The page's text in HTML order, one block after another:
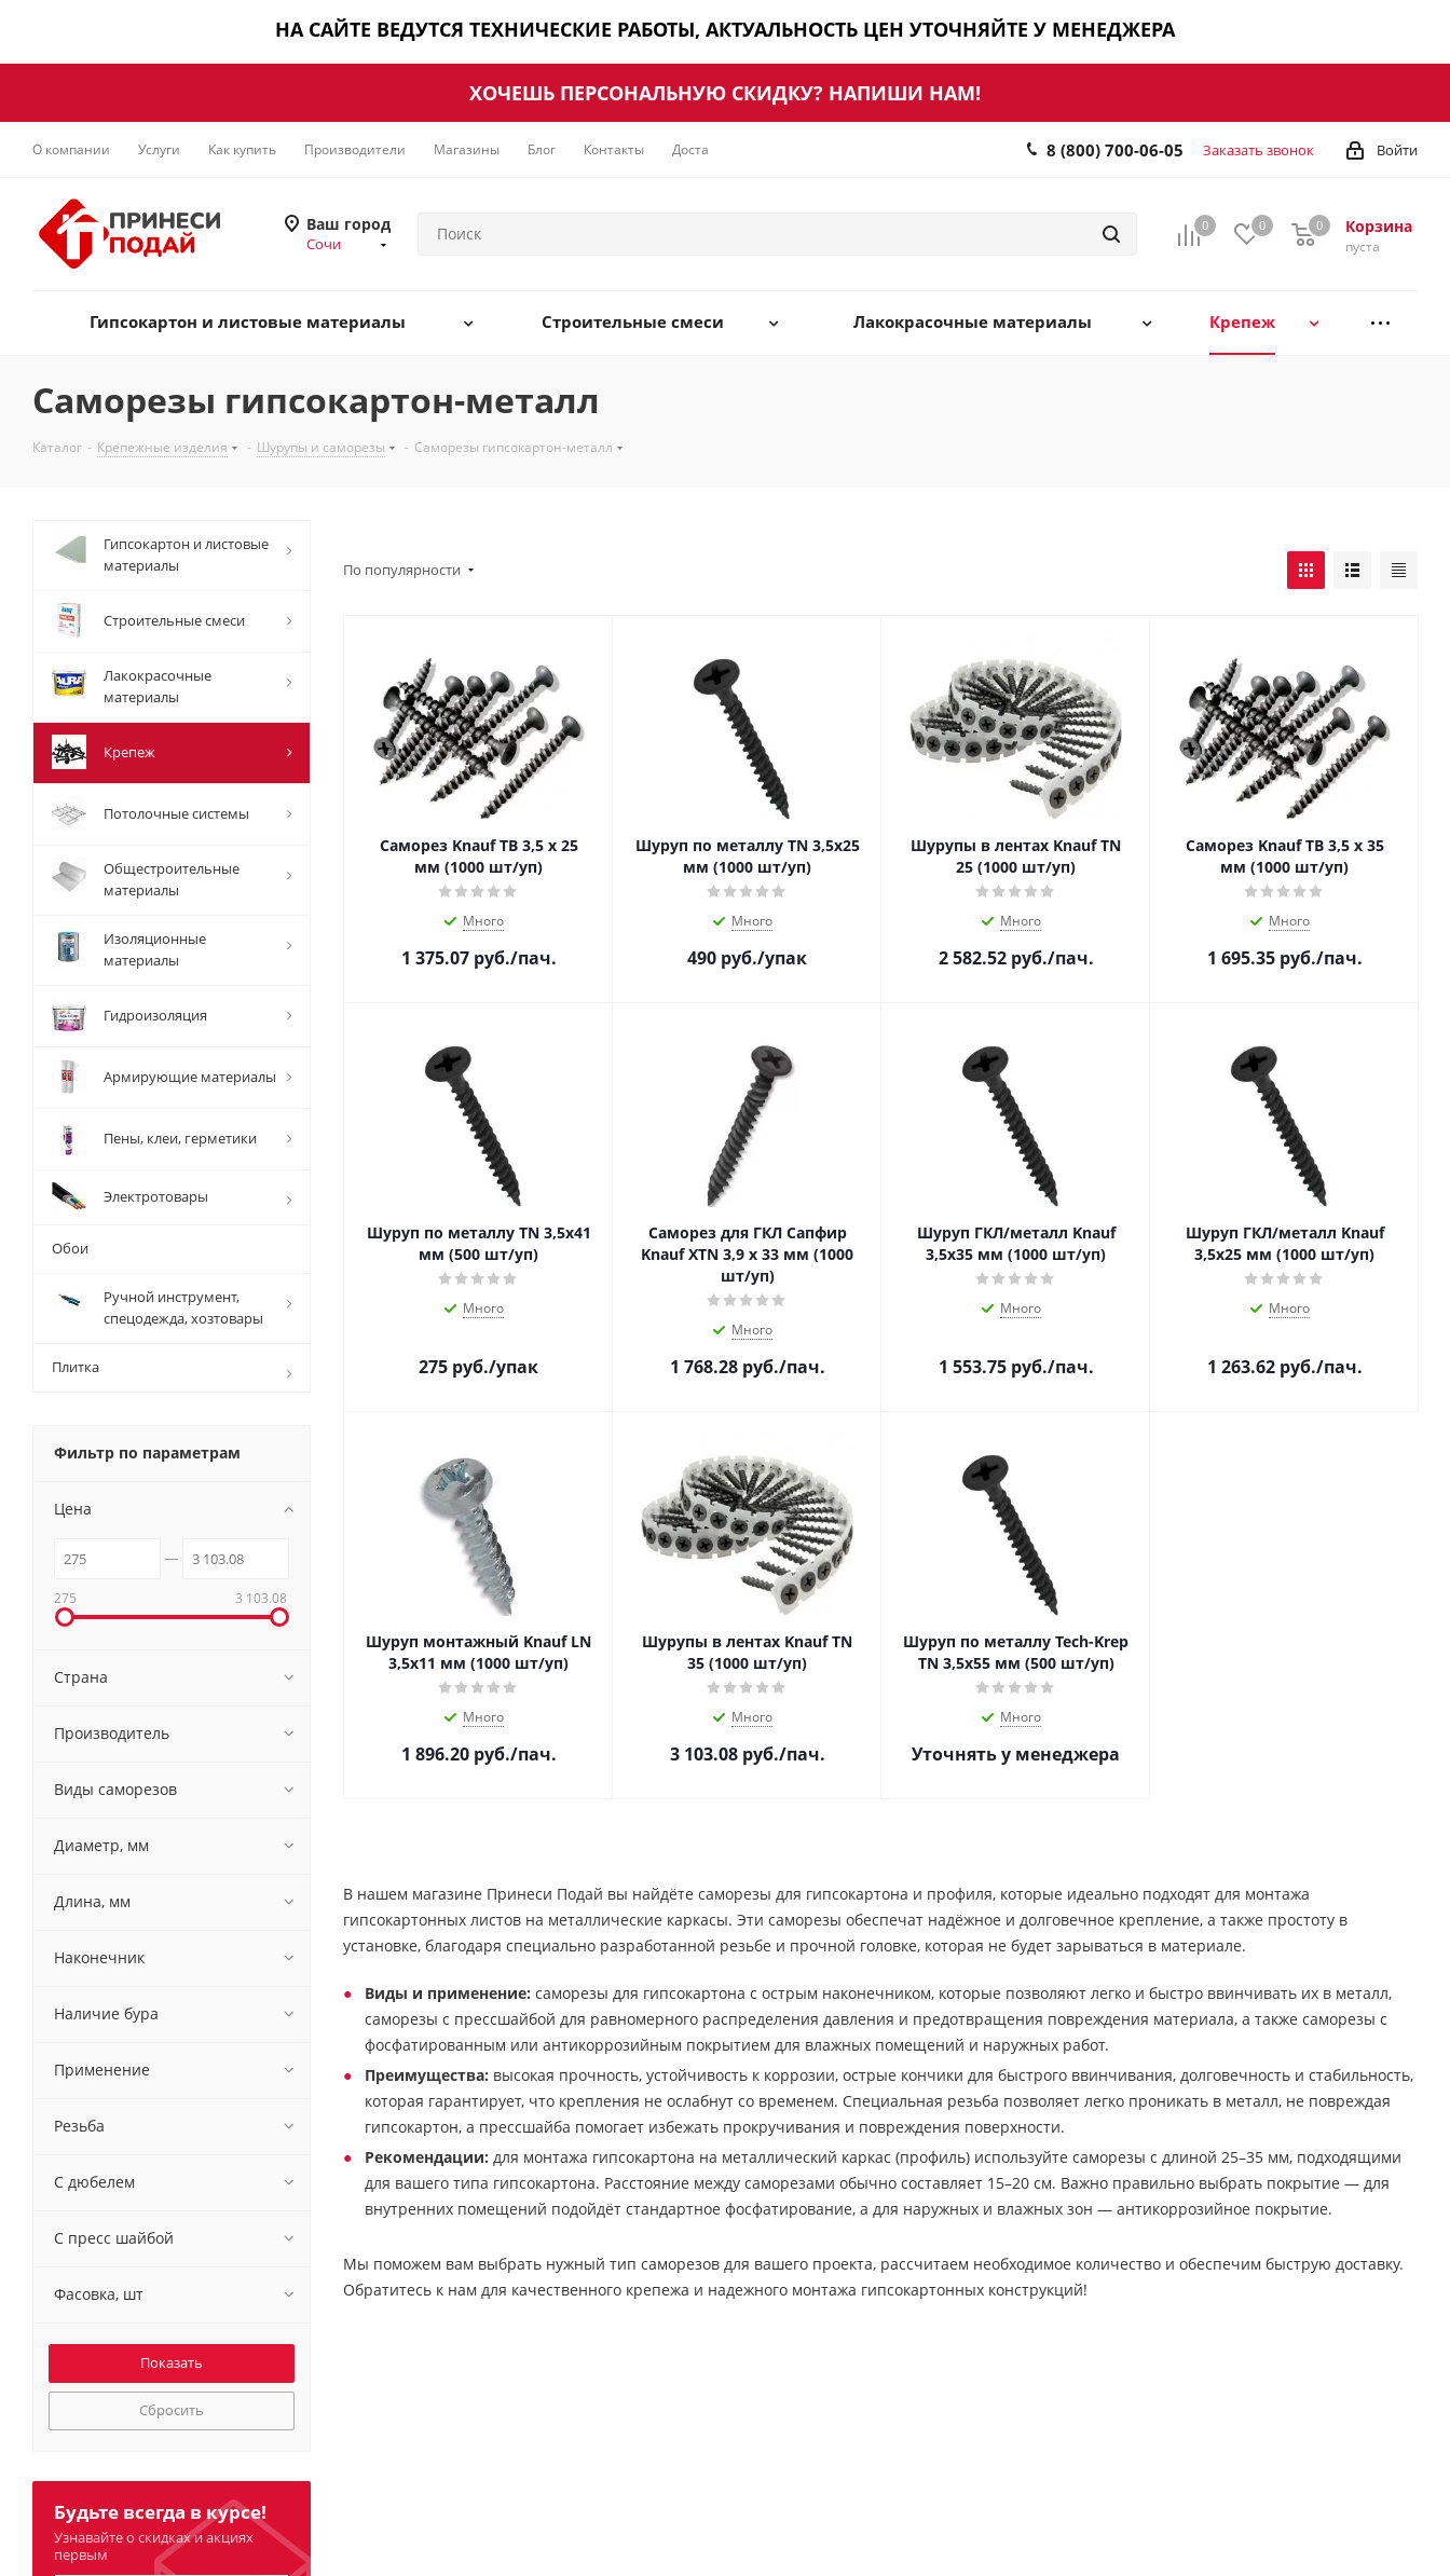
НА САЙТЕ ВЕДУТСЯ ТЕХНИЧЕСКИЕ РАБОТЫ, АКТУАЛЬНОСТЬ ЦЕН УТОЧНЯЙТЕ У МЕНЕДЖЕРА
ХОЧЕШЬ ПЕРСОНАЛЬНУЮ СКИДКУ? НАПИШИ НАМ!
О компании Услуги Как купить Производители Магазины Блог Контакты Доставка Войти
8 (800) 700-06-05 Заказать звонок
Ваш город
Сочи
0 0 Корзина
0
пуста
0
Гипсокартон и листовые материалы Строительные смеси Лакокрасочные материалы Крепеж
Саморезы гипсокартон-металл
Каталог - Крепежные изделия - Шурупы и саморезы - Саморезы гипсокартон-металл
По популярности
Саморез Knauf ТB 3,5 х 25
мм (1000 шт/уп)
Много
1 375.07руб./пач.
Шуруп по металлу TN 3,5х25
мм (1000 шт/уп)
Много
490 руб./упак
Шурупы в лентах Knauf TN
25 (1000 шт/уп)
Много
2 582.52руб./пач.
Саморез Knauf ТB 3,5 х 35
мм (1000 шт/уп)
Много
1 695.35руб./пач.
Шуруп по металлу TN 3,5х41
мм (500 шт/уп)
Много
275 руб./упак
Саморез для ГКЛ Сапфир
Knauf ХTN 3,9 х 33 мм (1000
шт/уп)
Много
1 768.28руб./пач.
Шуруп ГКЛ/металл Knauf
3,5х35 мм (1000 шт/уп)
Много
1 553.75руб./пач.
Шуруп ГКЛ/металл Knauf
3,5х25 мм (1000 шт/уп)
Много
1 263.62руб./пач.
Шуруп монтажный Knauf LN
3,5х11 мм (1000 шт/уп)
Много
1 896.20руб./пач.
Шурупы в лентах Knauf TN
35 (1000 шт/уп)
Много
3 103.08руб./пач.
Шуруп по металлу Tech-Krep
TN 3,5х55 мм (500 шт/уп)
Много
Уточнять у менеджера
В нашем магазине Принеси Подай вы найдёте саморезы для гипсокартона и профиля, которые идеально подходят для монтажа
гипсокартонных листов на металлические каркасы. Эти саморезы обеспечат надёжное и долговечное крепление, а также простоту в
установке, благодаря специально разработанной резьбе и прочной головке, которая не будет зарываться в материале.
Виды и применение: саморезы для гипсокартона с острым наконечником, которые позволяют легко и быстро ввинчивать их в металл,
саморезы с прессшайбой для равномерного распределения давления и предотвращения повреждения материала, а также саморезы с
фосфатированным или антикоррозийным покрытием для влажных помещений и наружных работ.
Преимущества: высокая прочность, устойчивость к коррозии, острые кончики для быстрого ввинчивания, долговечность и стабильность,
которая гарантирует, что крепления не ослабнут со временем. Специальная резьба позволяет легко проникать в металл, не повреждая
гипсокартон, а прессшайба помогает избежать прокручивания и повреждения поверхности.
Рекомендации: для монтажа гипсокартона на металлический каркас (профиль) используйте саморезы с длиной 25–35 мм, подходящими
для вашего типа гипсокартона. Расстояние между саморезами обычно составляет 15–20 см. Важно правильно выбрать покрытие — для
внутренних помещений подойдёт стандартное фосфатирование, а для наружных и влажных зон — антикоррозийное покрытие.
Мы поможем вам выбрать нужный тип саморезов для вашего проекта, рассчитаем необходимое количество и обеспечим быструю доставку.
Обратитесь к нам для качественного крепежа и надежного монтажа гипсокартонных конструкций!
Гипсокартон и листовые
материалы
Строительные смеси
Лакокрасочные
материалы
Крепеж
Потолочные системы
Общестроительные
материалы
Изоляционные
материалы
Гидроизоляция
Армирующие материалы
Пены, клеи, герметики
Электротовары
Обои
Ручной инструмент,
спецодежда, хозтовары
Плитка
Фильтр по параметрам
Цена
275 3 103.08
Страна
Производитель
Виды саморезов
Диаметр, мм
Длина, мм
Наконечник
Наличие бура
Применение
Резьба
С дюбелем
С пресс шайбой
Фасовка, шт
Сбросить
Будьте всегда в курсе!
Узнавайте о скидках и акциях
первым